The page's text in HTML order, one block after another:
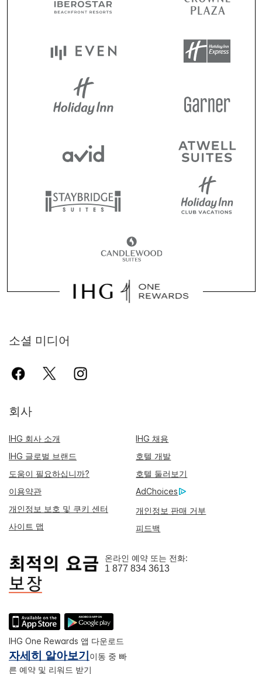
소셜 미디어
회사
IHG 회사 소개
IHG 채용
IHG 글로벌 브랜드
호텔 개발
도움이 필요하십니까?
호텔 둘러보기
이용약관
AdChoices
개인정보 보호 및 쿠키 센터
개인정보 판매 거부
사이트 맵
피드백
온라인 예약 또는 전화:
1 877 834 3613
IHG One Rewards 앱 다운로드
자세히 알아보기 이동 중 빠
른 예약 및 리워드 받기